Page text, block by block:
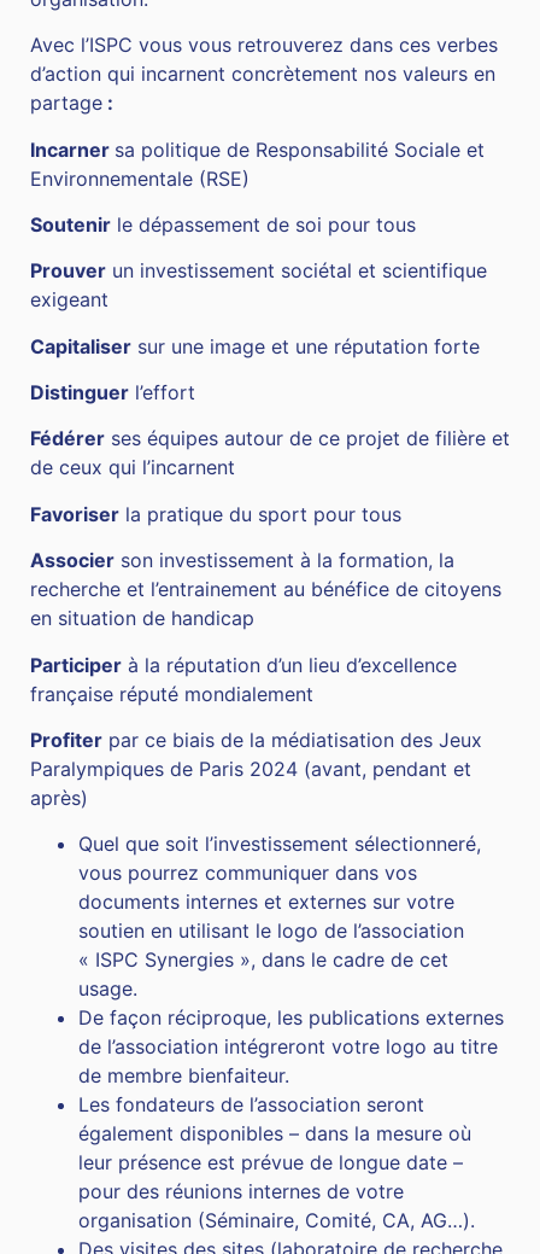
Avec l’ISPC vous vous retrouverez dans ces verbes
d’action qui incarnent concrètement nos valeurs en
partage :
Incarner sa politique de Responsabilité Sociale et
Environnementale (RSE)
Soutenir le dépassement de soi pour tous
Prouver un investissement sociétal et scientifique
exigeant
Capitaliser sur une image et une réputation forte
Distinguer l’effort
Fédérer ses équipes autour de ce projet de filière et
de ceux qui l’incarnent
Favoriser la pratique du sport pour tous
Associer son investissement à la formation, la
recherche et l’entrainement au bénéfice de citoyens
en situation de handicap
Participer à la réputation d’un lieu d’excellence
française réputé mondialement
Profiter par ce biais de la médiatisation des Jeux
Paralympiques de Paris 2024 (avant, pendant et
après)
Quel que soit l’investissement sélectionneré,
vous pourrez communiquer dans vos
documents internes et externes sur votre
soutien en utilisant le logo de l’association
« ISPC Synergies », dans le cadre de cet
usage.
De façon réciproque, les publications externes
de l’association intégreront votre logo au titre
de membre bienfaiteur.
Les fondateurs de l’association seront
également disponibles – dans la mesure où
leur présence est prévue de longue date –
pour des réunions internes de votre
organisation (Séminaire, Comité, CA, AG…).